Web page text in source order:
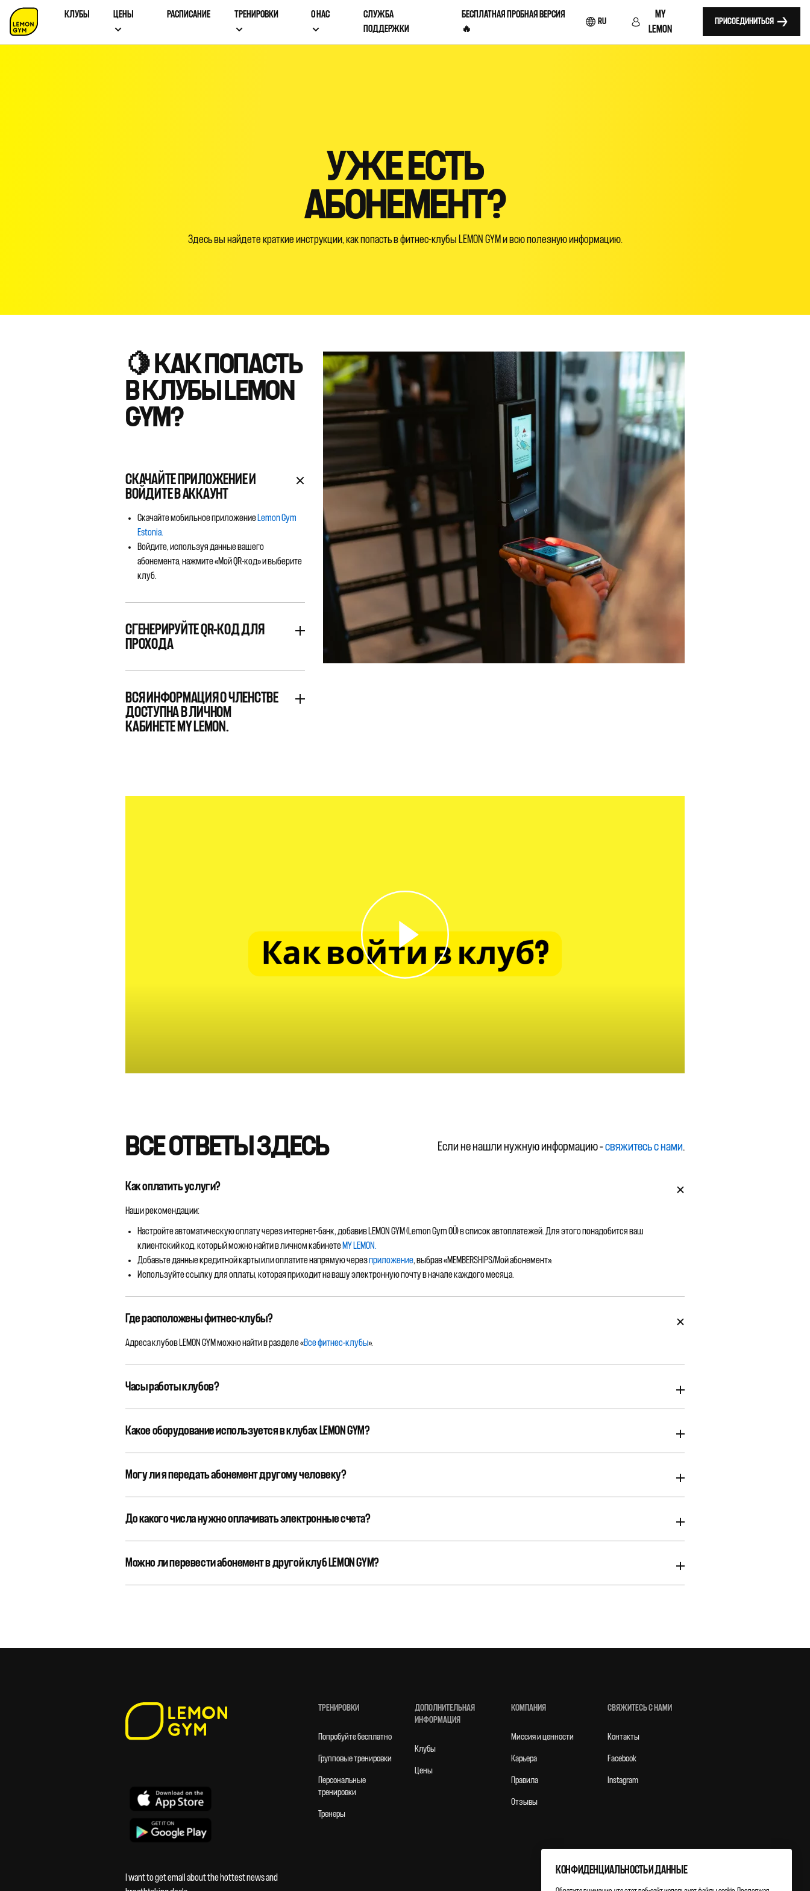
КЛУБЫ ЦЕНЫ РАСПИСАНИЕ ТРЕНИРОВКИ О НАС
СЛУЖБА
ПОДДЕРЖКИ
БЕСПЛАТНАЯ ПРОБНАЯ ВЕРСИЯ
🔥
RU
MY
LEMON
ПРИСОЕДИНИТЬСЯ
УЖЕ ЕСТЬ
АБОНЕМЕНТ?
Здесь вы найдете краткие инструкции, как попасть в фитнес-клубы LEMON GYM и всю полезную информацию.
🍋 КАК ПОПАСТЬ
В КЛУБЫ LEMON
GYM?
СКАЧАЙТЕ ПРИЛОЖЕНИЕ И
ВОЙДИТЕ В АККАУНТ
Скачайте мобильное приложение Lemon Gym
Estonia.
Войдите, используя данные вашего
абонемента, нажмите «Мой QR-код» и выберите
клуб.
СГЕНЕРИРУЙТЕ QR-КОД ДЛЯ
ПРОХОДА
ВСЯ ИНФОРМАЦИЯ О ЧЛЕНСТВЕ
ДОСТУПНА В ЛИЧНОМ
КАБИНЕТЕ MY LEMON.
ВСЕ ОТВЕТЫ ЗДЕСЬ Если не нашли нужную информацию –свяжитесь с нами.
Как оплатить услуги?
Наши рекомендации:
Настройте автоматическую оплату через интернет-банк, добавив LEMON GYM (Lemon Gym OÜ) в список автоплатежей. Для этого понадобится ваш
клиентский код, который можно найти в личном кабинете MY LEMON.
Добавьте данные кредитной карты или оплатите напрямую черезприложение, выбрав «MEMBERSHIPS/Мой абонемент».
Используйте ссылку для оплаты, которая приходит на вашу электронную почту в начале каждого месяца.
Где расположены фитнес-клубы?
Адреса клубов LEMON GYM можно найти в разделе «Все фитнес-клубы».
Часы работы клубов?
Какое оборудование используется в клубах LEMON GYM?
Могу ли я передать абонемент другому человеку?
До какого числа нужно оплачивать электронные счета?
Можно ли перевести абонемент в другой клуб LEMON GYM?
I want to get email about the hottest news and
ТРЕНИРОВКИ
Попробуйте бесплатно
Групповые тренировки
Персональные
тренировки
Тренеры
ДОПОЛНИТЕЛЬНАЯ
ИНФОРМАЦИЯ
Клубы
Цены
КОМПАНИЯ
Mиссия и ценности
Карьера
Правила
Отзывы
СВЯЖИТЕСЬ С НАМИ
Контакты
Facebook
Instagram
КОНФИДЕНЦИАЛЬНОСТЬ И ДАННЫЕ